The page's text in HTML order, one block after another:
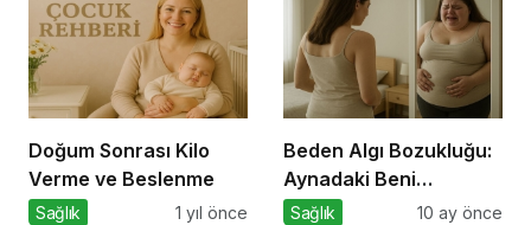
Doğum Sonrası Kilo
Verme ve Beslenme
Sağlık 1 yıl önce
Beden Algı Bozukluğu:
Aynadaki Beni
Sevememek
Sağlık 10 ay önce